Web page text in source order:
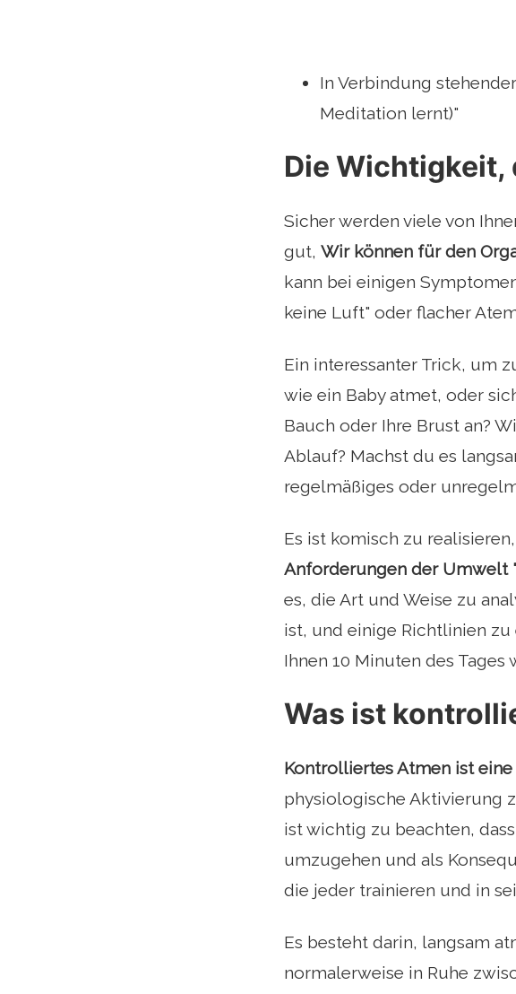
In Verbindung
Meditation lernt)"
Die Wichtigkeit,
Sicher werden viele von
gut, Wir können für den
kann bei einigen
keine Luft" oder flacher
Ein interessanter Trick, um
wie ein Baby atmet, oder
Bauch oder Ihre Brust an?
Ablauf? Machst du es
regelmäßiges oder
Es ist komisch zu
Anforderungen der Umwelt
es, die Art und Weise zu
ist, und einige Richtlinien
Ihnen 10 Minuten des Tages
Was ist
Kontrolliertes Atmen ist
physiologische Aktivierung
ist wichtig zu beachten,
umzugehen und als
die jeder trainieren und in
Es besteht darin, langsam
normalerweise in Ruhe